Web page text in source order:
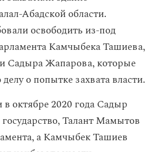
Абадской области.
освободить из-под
Камчыбека Ташиева,
Садыра Жапарова, которые
о попытке захвата власти.
в октябре 2020 года Садыр
Талант Мамытов
а Камчыбек Ташиев